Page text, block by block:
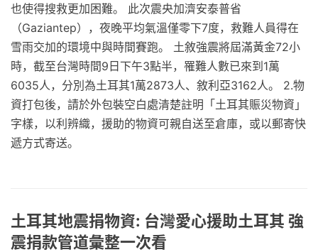
也使得搜救更加困難。 此次震央加濟安泰普省
（Gaziantep），夜晚平均氣溫僅零下7度，救難人員得在
雪雨交加的環境中與時間賽跑。 土敘強震將屆滿黃金72小
時，截至台灣時間9日下午3點半，罹難人數已來到1萬
6035人，分別為土耳其1萬2873人、敘利亞3162人。 2.物
資打包後，請於外包裝空白處清楚註明「土耳其賑災物資」
字樣，以利辨織，援助的物資可親自送至倉庫，或以郵寄快
遞方式寄送。
土耳其地震捐物資: 台灣愛心援助土耳其 強
震捐款管道彙整一次看